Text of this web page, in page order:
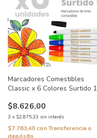
Marcadores Comestibles
Classic x 6 Colores Surtido 1
$8.626,00
3 x $2.875,33 sin interés
$7.763,40 conTransferencia o
depósito